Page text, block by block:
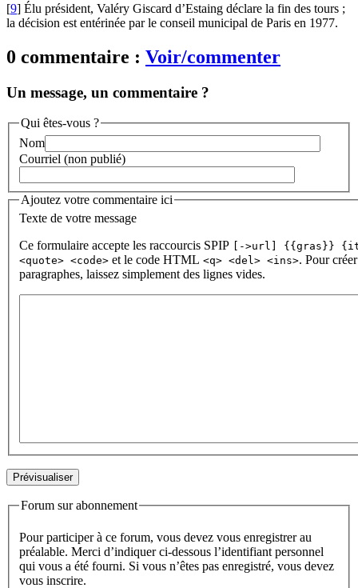
[9] Élu président, Valéry Giscard d’Estaing déclare la fin des tours ;
la décision est entérinée par le conseil municipal de Paris en 1977.
0 commentaire : Voir/commenter
Un message, un commentaire ?
Qui êtes-vous ?
Nom
Courriel (non publié)
Ajoutez votre commentaire ici
Texte de votre message
Ce formulaire accepte les raccourcis SPIP
[->url] {{gras}}
<quote> <code> et le code HTML <q> <del> <ins>. Pour
paragraphes, laissez simplement des lignes vides.
Forum sur abonnement
Pour participer à ce forum, vous devez vous enregistrer au
préalable. Merci d’indiquer ci-dessous l’identifiant personnel
qui vous a été fourni. Si vous n’êtes pas enregistré, vous devez
vous inscrire.